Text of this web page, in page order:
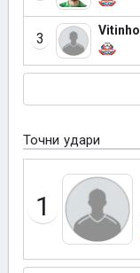
3 Vitinho
Точни удари
1